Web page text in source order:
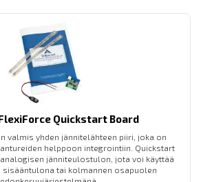
Quickstart Board
valmis yhden jännitelähteen piiri, joka on
helppoon integrointiin. Quickstart
jänniteulostulon, jota voi käyttää
tai kolmannen osapuolen